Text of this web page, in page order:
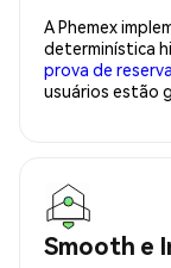
A Phemex
determinística
prova de
usuários estão
Smooth e